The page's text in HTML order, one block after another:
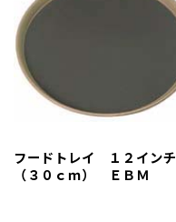
フードトレイ １２インチ
（３０ｃｍ） ＥＢＭ